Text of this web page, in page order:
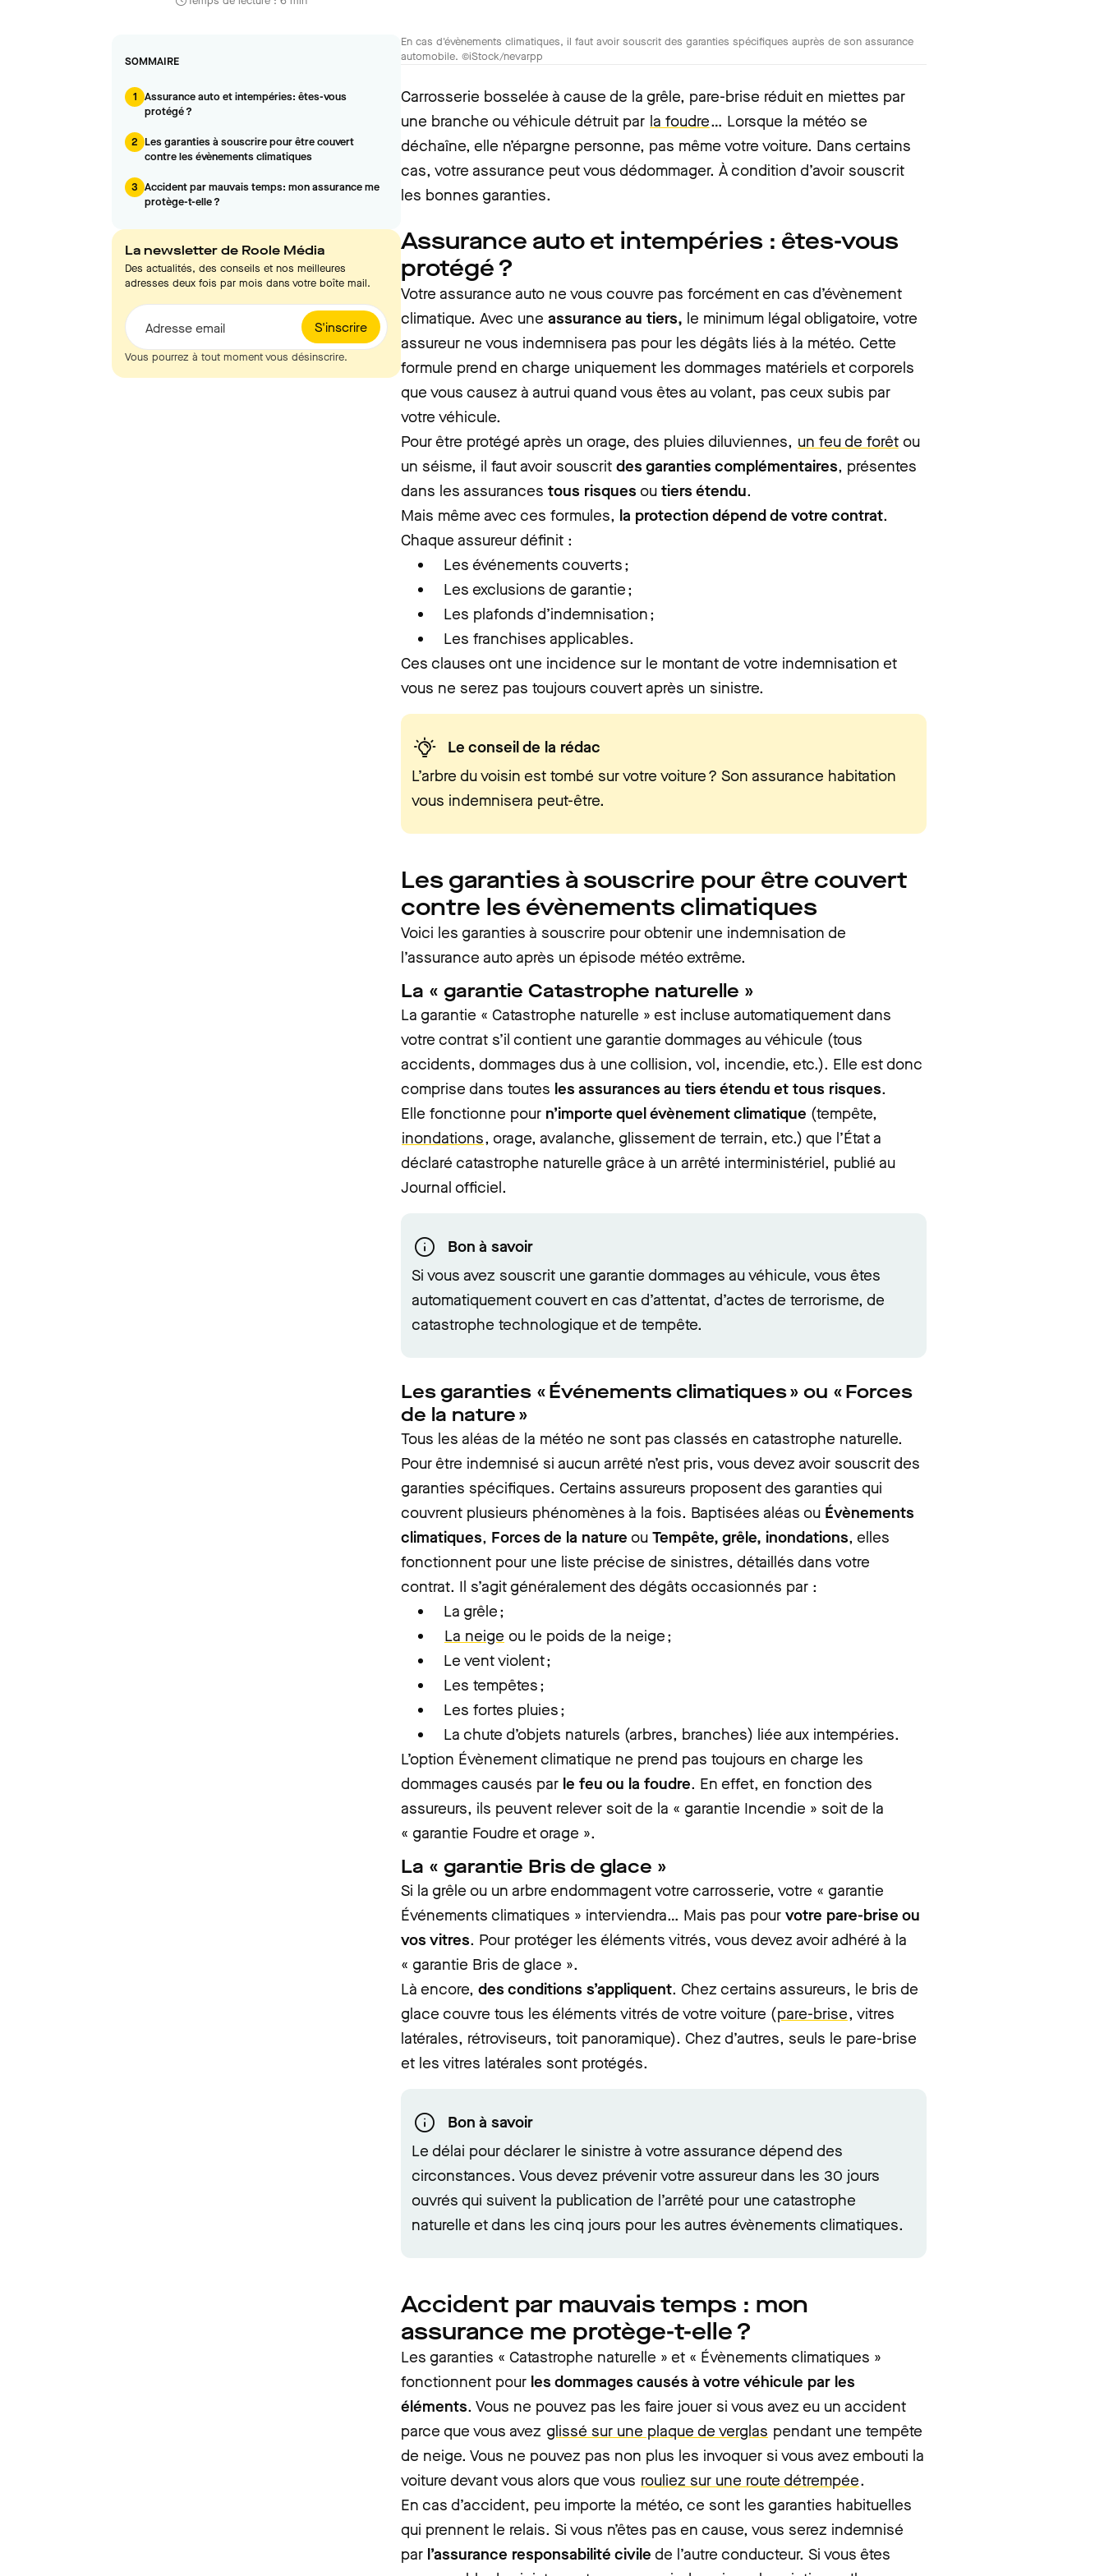
SOMMAIRE
1 Assurance auto et intempéries: êtes-vous
protégé ?
2 Les garanties à souscrire pour être couvert
contre les évènements climatiques
3 Accident par mauvais temps: mon assurance me
protège-t-elle ?
La newsletter de Roole Média
Des actualités, des conseils et nos meilleures
adresses deux fois par mois dans votre boîte mail.
S'inscrire
Adresse email
Vous pourrez à tout moment vous désinscrire.
En cas d'évènements climatiques, il faut avoir souscrit des garanties spécifiques auprès de son assurance
automobile. ©iStock/nevarpp
Carrosserie bosselée à cause de la grêle, pare-brise réduit en miettes par
une branche ou véhicule détruit par la foudre… Lorsque la météo se
déchaîne, elle n’épargne personne, pas même votre voiture. Dans certains
cas, votre assurance peut vous dédommager. À condition d’avoir souscrit
les bonnes garanties.
Assurance auto et intempéries : êtes-vous
protégé ?
Votre assurance auto ne vous couvre pas forcément en cas d’évènement
climatique. Avec une assurance au tiers, le minimum légal obligatoire, votre
assureur ne vous indemnisera pas pour les dégâts liés à la météo. Cette
formule prend en charge uniquement les dommages matériels et corporels
que vous causez à autrui quand vous êtes au volant, pas ceux subis par
votre véhicule.
Pour être protégé après un orage, des pluies diluviennes, un feu de forêt ou
un séisme, il faut avoir souscrit des garanties complémentaires, présentes
dans les assurances tous risques ou tiers étendu.
Mais même avec ces formules, la protection dépend de votre contrat.
Chaque assureur définit :
Les événements couverts ;
Les exclusions de garantie ;
Les plafonds d’indemnisation ;
Les franchises applicables.
Ces clauses ont une incidence sur le montant de votre indemnisation et
vous ne serez pas toujours couvert après un sinistre.
Le conseil de la rédac
L’arbre du voisin est tombé sur votre voiture ? Son assurance habitation
vous indemnisera peut-être.
Les garanties à souscrire pour être couvert
contre les évènements climatiques
Voici les garanties à souscrire pour obtenir une indemnisation de
l’assurance auto après un épisode météo extrême.
La « garantie Catastrophe naturelle »
La garantie « Catastrophe naturelle » est incluse automatiquement dans
votre contrat s’il contient une garantie dommages au véhicule (tous
accidents, dommages dus à une collision, vol, incendie, etc.). Elle est donc
comprise dans toutes les assurances au tiers étendu et tous risques.
Elle fonctionne pour n’importe quel évènement climatique (tempête,
inondations, orage, avalanche, glissement de terrain, etc.) que l’État a
déclaré catastrophe naturelle grâce à un arrêté interministériel, publié au
Journal officiel.
Bon à savoir
Si vous avez souscrit une garantie dommages au véhicule, vous êtes
automatiquement couvert en cas d’attentat, d’actes de terrorisme, de
catastrophe technologique et de tempête.
Les garanties « Événements climatiques » ou « Forces
de la nature »
Tous les aléas de la météo ne sont pas classés en catastrophe naturelle.
Pour être indemnisé si aucun arrêté n’est pris, vous devez avoir souscrit des
garanties spécifiques. Certains assureurs proposent des garanties qui
couvrent plusieurs phénomènes à la fois. Baptisées aléas ou Évènements
climatiques, Forces de la nature ou Tempête, grêle, inondations, elles
fonctionnent pour une liste précise de sinistres, détaillés dans votre
contrat. Il s’agit généralement des dégâts occasionnés par :
La grêle ;
La neige ou le poids de la neige ;
Le vent violent ;
Les tempêtes ;
Les fortes pluies ;
La chute d’objets naturels (arbres, branches) liée aux intempéries.
L’option Évènement climatique ne prend pas toujours en charge les
dommages causés par le feu ou la foudre. En effet, en fonction des
assureurs, ils peuvent relever soit de la « garantie Incendie » soit de la
« garantie Foudre et orage ».
La « garantie Bris de glace »
Si la grêle ou un arbre endommagent votre carrosserie, votre « garantie
Événements climatiques » interviendra… Mais pas pour votre pare-brise ou
vos vitres. Pour protéger les éléments vitrés, vous devez avoir adhéré à la
« garantie Bris de glace ».
Là encore, des conditions s’appliquent. Chez certains assureurs, le bris de
glace couvre tous les éléments vitrés de votre voiture (pare-brise, vitres
latérales, rétroviseurs, toit panoramique). Chez d’autres, seuls le pare-brise
et les vitres latérales sont protégés.
Bon à savoir
Le délai pour déclarer le sinistre à votre assurance dépend des
circonstances. Vous devez prévenir votre assureur dans les 30 jours
ouvrés qui suivent la publication de l’arrêté pour une catastrophe
naturelle et dans les cinq jours pour les autres évènements climatiques.
Accident par mauvais temps : mon
assurance me protège-t-elle ?
Les garanties « Catastrophe naturelle » et « Évènements climatiques »
fonctionnent pour les dommages causés à votre véhicule par les
éléments. Vous ne pouvez pas les faire jouer si vous avez eu un accident
parce que vous avez glissé sur une plaque de verglas pendant une tempête
de neige. Vous ne pouvez pas non plus les invoquer si vous avez embouti la
voiture devant vous alors que vous rouliez sur une route détrempée.
En cas d’accident, peu importe la météo, ce sont les garanties habituelles
qui prennent le relais. Si vous n’êtes pas en cause, vous serez indemnisé
par l’assurance responsabilité civile de l’autre conducteur. Si vous êtes